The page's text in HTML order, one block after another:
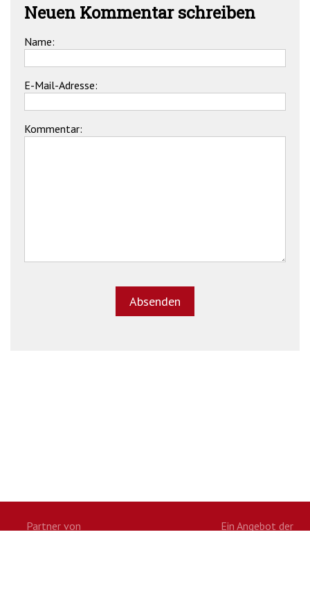
Neuen Kommentar schreiben
Name:
E-Mail-Adresse:
Kommentar:
Partner von Ein Angebot der